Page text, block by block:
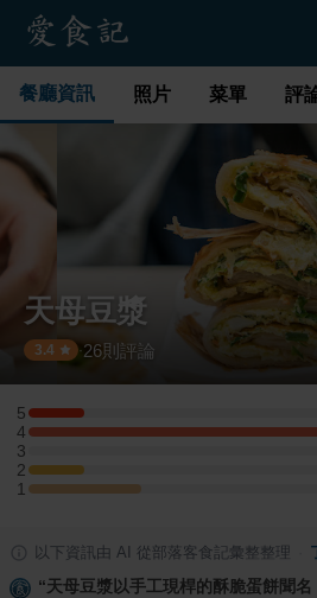
餐廳資訊 照片 菜單 評
天母豆漿
3.4 ·26則評論
5
5 星：1 則評論
4
4 星：7 則評論
3
3 星：0 則評論
2
2 星：1 則評論
1
1 星：2 則評論
以下資訊由 AI 從部落客食記彙整整理
“天母豆漿以手工現桿的酥脆蛋餅聞